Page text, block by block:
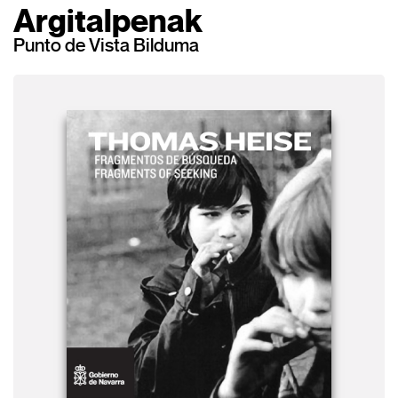
Argitalpenak
Punto de Vista Bilduma